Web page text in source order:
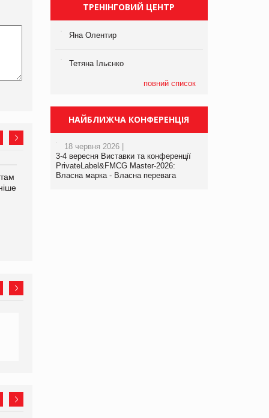
У Євросоюзі набули
Рекламна платформа
ТРЕНІНГОВИЙ ЦЕНТР
Яна Олентир
Тетяна Ільєнко
повний список
НАЙБЛИЖЧА КОНФЕРЕНЦІЯ
18 червня 2026 |
3-4 вересня Виставки та конференції
PrivateLabel&FMCG Master-2026:
Власна марка - Власна перевага